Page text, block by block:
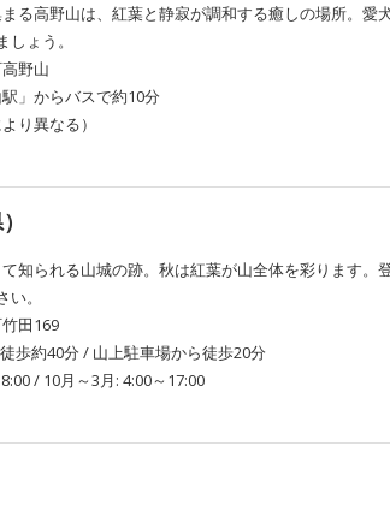
る高野山は、紅葉と静寂が調和する癒しの場所。
ょう。
野山
」からバスで約10分
り異なる）
知られる山城の跡。秋は紅葉が山全体を彩ります
。
田169
歩約40分 / 山上駐車場から徒歩20分
/ 10月～3月: 4:00～17:00